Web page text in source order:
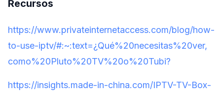
Recursos
https://www.privateinternetaccess.com/blog/how-
to-use-iptv/#:~:text=¿Qué%20necesitas%20ver,
como%20Pluto%20TV%20o%20Tubi?
https://insights.made-in-china.com/IPTV-TV-Box-